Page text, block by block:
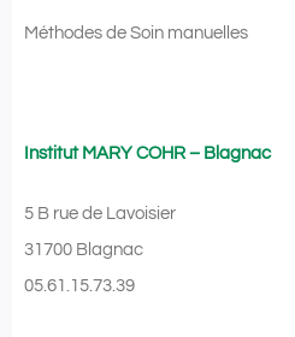
Méthodes de Soin manuelles
Institut MARY COHR – Blagnac
5 B rue de Lavoisier
31700 Blagnac
05.61.15.73.39